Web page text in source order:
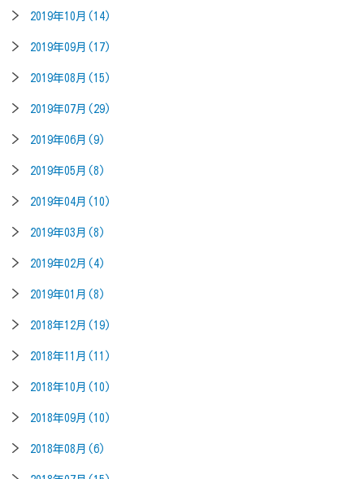
2019年10月(14)
2019年09月(17)
2019年08月(15)
2019年07月(29)
2019年06月(9)
2019年05月(8)
2019年04月(10)
2019年03月(8)
2019年02月(4)
2019年01月(8)
2018年12月(19)
2018年11月(11)
2018年10月(10)
2018年09月(10)
2018年08月(6)